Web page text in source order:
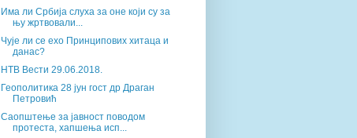
Има ли Србија слуха за оне који су за
њу жртвовали...
Чује ли се ехо Принципових хитаца и
данас?
НТВ Вести 29.06.2018.
Геополитика 28 јун гост др Драган
Петровић
Саопштење за јавност поводом
протеста, хапшења исп...